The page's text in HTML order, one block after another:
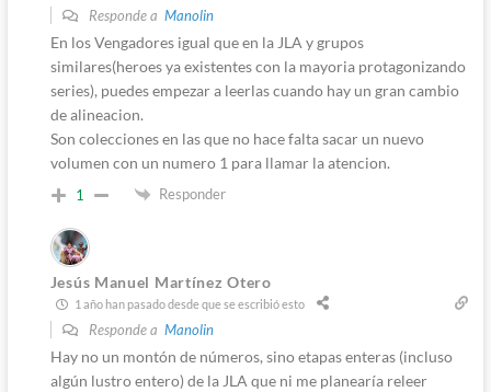
Responde a Manolin
En los Vengadores igual que en la JLA y grupos
similares(heroes ya existentes con la mayoria protagonizando
series), puedes empezar a leerlas cuando hay un gran cambio
de alineacion.
Son colecciones en las que no hace falta sacar un nuevo
volumen con un numero 1 para llamar la atencion.
1 Responder
Jesús Manuel Martínez Otero
1 año han pasado desde que se escribió esto
Responde a Manolin
Hay no un montón de números, sino etapas enteras (incluso
algún lustro entero) de la JLA que ni me planearía releer